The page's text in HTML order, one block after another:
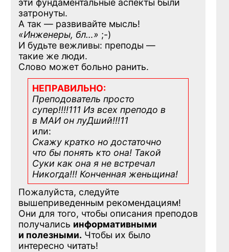
эти фундаментальные аспекты были
затронуты.
А так — развивайте мысль!
«Инженеры, бл…» ;-)
И будьте вежливы: преподы —
такие же люди.
Слово может больно ранить.
НЕПРАВИЛЬНО:
Преподователь просто
супер!!!!111 Из всех преподо в
в МАИ он луДший!!!11
или:
Скажу кратко но достаточно
что бы понять кто она! Такой
Суки как она я не встречал
Никогда!!! Конченная женьщина!
Пожалуйста, следуйте
вышеприведенным рекомендациям!
Они для того, чтобы описания преподов
получались информативными
и полезными. Чтобы их было
интересно читать!